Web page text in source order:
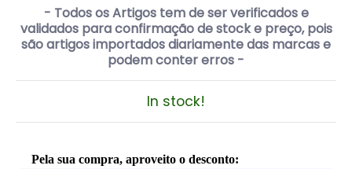
- Todos os Artigos tem de ser verificados e
validados para confirmação de stock e preço, pois
são artigos importados diariamente das marcas e
podem conter erros -
In stock!
Pela sua compra, aproveito o desconto: